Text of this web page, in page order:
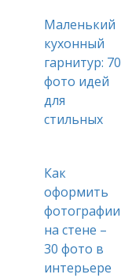
Маленький
кухонный
гарнитур: 70
фото идей
для
стильных
Как
оформить
фотографии
на стене –
30 фото в
интерьере